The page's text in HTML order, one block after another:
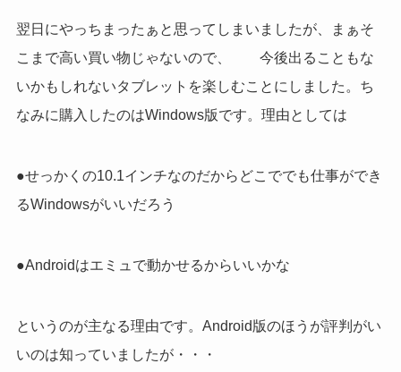
翌日にやっちまったぁと思ってしまいましたが、まぁそ
こまで高い買い物じゃないので、 今後出ることもな
いかもしれないタブレットを楽しむことにしました。ち
なみに購入したのはWindows版です。理由としては
●せっかくの10.1インチなのだからどこででも仕事ができ
るWindowsがいいだろう
●Androidはエミュで動かせるからいいかな
というのが主なる理由です。Android版のほうが評判がい
いのは知っていましたが・・・